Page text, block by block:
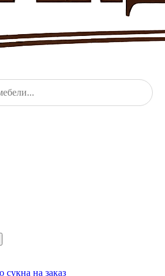
сукна на заказ